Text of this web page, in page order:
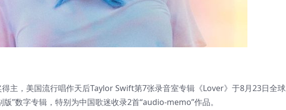
主，美国流行唱作天后Taylor Swift第7张录音室专辑《Lover》于8月23日全
”数字专辑，特别为中国歌迷收录2首“audio-memo”作品。